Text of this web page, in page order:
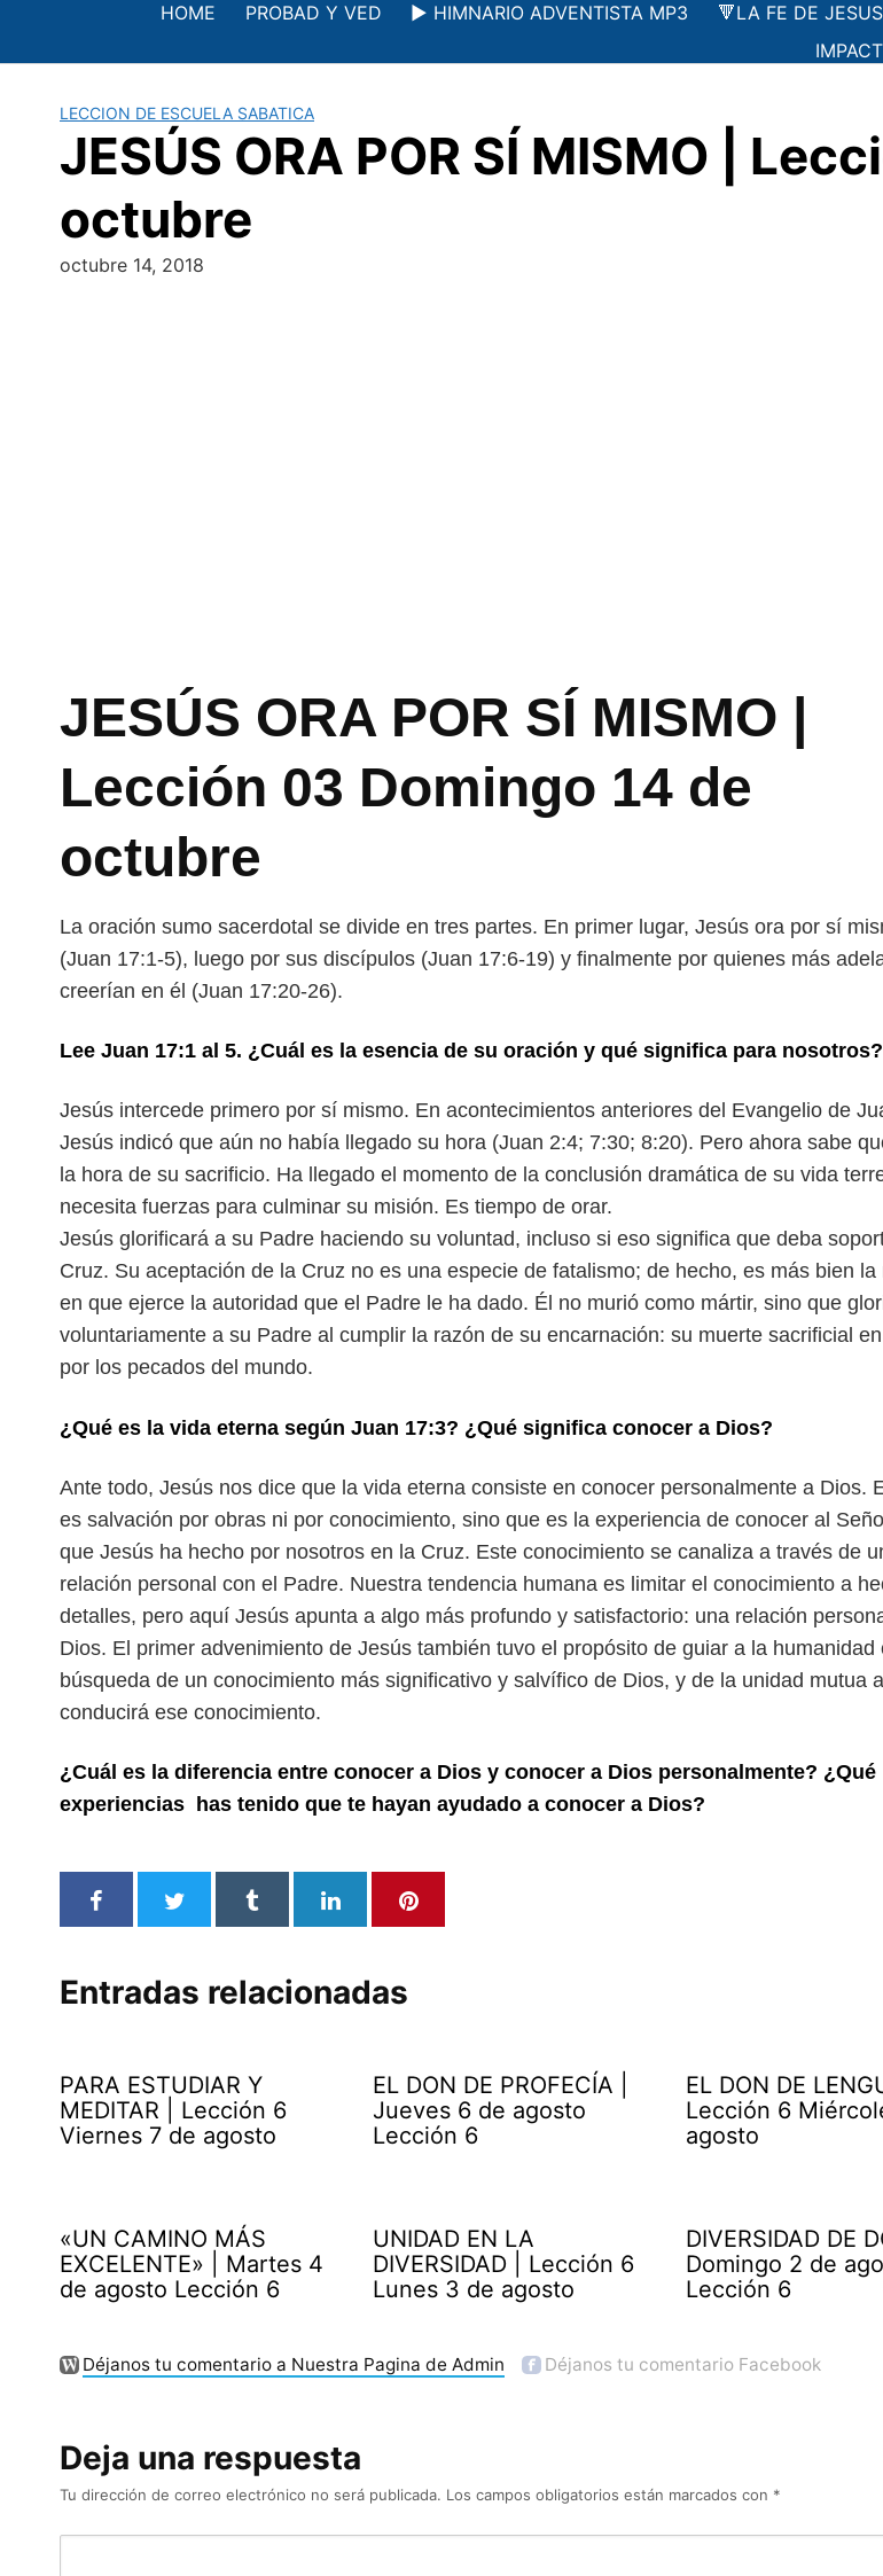
contenido
HOME PROBAD Y VED ▶️ HIMNARIO ADVENTISTA MP3 🔻LA FE DE
LECCION DE ESCUELA SABATICA
JESÚS ORA POR SÍ MISMO |
octubre
octubre 14, 2018
JESÚS ORA POR SÍ MISMO |
Lección 03 Domingo 14 de
octubre
La oración sumo sacerdotal se divide en tres partes. En primer lugar, Jesús ora por sí
(Juan 17:1-5), luego por sus discípulos (Juan 17:6-19) y finalmente por quienes más
creerían en él (Juan 17:20-26).
Lee Juan 17:1 al 5. ¿Cuál es la esencia de su oración y qué significa para nosotros?
Jesús intercede primero por sí mismo. En acontecimientos anteriores del Evangelio de
Jesús indicó que aún no había llegado su hora (Juan 2:4; 7:30; 8:20). Pero ahora sabe
la hora de su sacrificio. Ha llegado el momento de la conclusión dramática de su vida
necesita fuerzas para culminar su misión. Es tiempo de orar.
Jesús glorificará a su Padre haciendo su voluntad, incluso si eso significa que deba
Cruz. Su aceptación de la Cruz no es una especie de fatalismo; de hecho, es más bien la
en que ejerce la autoridad que el Padre le ha dado. Él no murió como mártir, sino que
voluntariamente a su Padre al cumplir la razón de su encarnación: su muerte sacrificial
por los pecados del mundo.
¿Qué es la vida eterna según Juan 17:3? ¿Qué significa conocer a Dios?
Ante todo, Jesús nos dice que la vida eterna consiste en conocer personalmente a Dios.
es salvación por obras ni por conocimiento, sino que es la experiencia de conocer al
que Jesús ha hecho por nosotros en la Cruz. Este conocimiento se canaliza a través de
relación personal con el Padre. Nuestra tendencia humana es limitar el conocimiento a
detalles, pero aquí Jesús apunta a algo más profundo y satisfactorio: una relación
Dios. El primer advenimiento de Jesús también tuvo el propósito de guiar a la humanidad
búsqueda de un conocimiento más significativo y salvífico de Dios, y de la unidad mutua
conducirá ese conocimiento.
¿Cuál es la diferencia entre conocer a Dios y conocer a Dios personalmente? ¿Qué
experiencias
has tenido que te hayan ayudado a conocer a Dios?
Entradas relacionadas
PARA ESTUDIAR Y
MEDITAR | Lección 6
Viernes 7 de agosto
EL DON DE PROFECÍA |
Jueves 6 de agosto
Lección 6
EL DON DE
Lección 6
agosto
«UN CAMINO MÁS
EXCELENTE» | Martes 4
de agosto Lección 6
UNIDAD EN LA
DIVERSIDAD | Lección 6
Lunes 3 de agosto
DIVERSIDAD DE
Domingo 2 de
Lección 6
Déjanos tu comentario a Nuestra Pagina de Admin Déjanos tu comentario Facebook
Deja una respuesta
Tu dirección de correo electrónico no será publicada. Los campos obligatorios están marcados con *